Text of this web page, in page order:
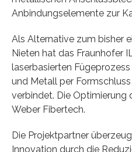
Anbindungselemente zur
Als Alternative zum bisher
Nieten hat das Fraunhofer
laserbasierten
und Metall per
verbindet. Die Optimierung
Weber Fibertech.
Die Projektpartner
Innovation durch die